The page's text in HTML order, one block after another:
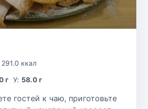
291.0 ккал
г У: 58.0 г
гостей к чаю, приготовьте